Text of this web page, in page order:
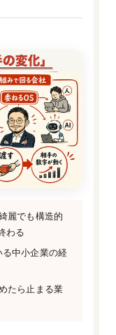
麗でも構造的
わる
る中小企業の経
たら止まる業